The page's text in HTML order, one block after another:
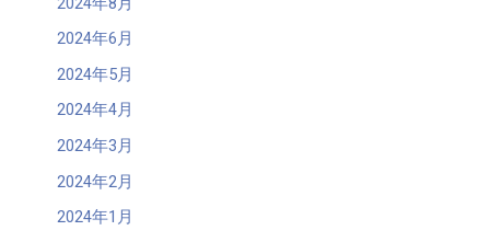
2024年6月
2024年5月
2024年4月
2024年3月
2024年2月
2024年1月